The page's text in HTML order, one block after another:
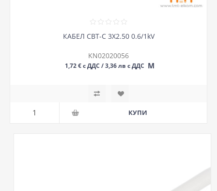
КАБЕЛ СВТ-С 3Х2.50 0.6/1kV
KN02020056
1,72 € с ДДС / 3,36 лв с ДДС М